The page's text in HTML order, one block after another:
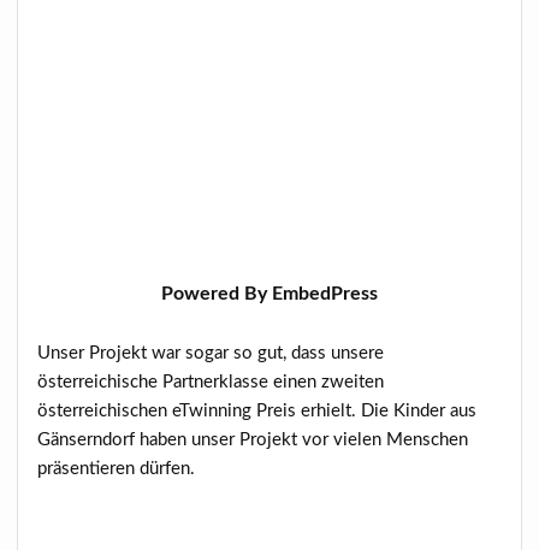
Powered By EmbedPress
Unser Projekt war sogar so gut, dass unsere
österreichische Partnerklasse einen zweiten
österreichischen eTwinning Preis erhielt. Die Kinder aus
Gänserndorf haben unser Projekt vor vielen Menschen
präsentieren dürfen.